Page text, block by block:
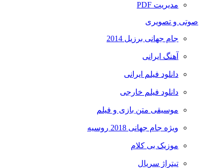
مدیریت PDF
صوتی و تصویری
جام جهانی برزیل 2014
آهنگ ایرانی
دانلود فیلم ایرانی
دانلود فیلم خارجی
موسیقی متن بازی و فیلم
ویژه جام جهانی 2018 روسیه
موزیک بی کلام
تیتراژ سریال